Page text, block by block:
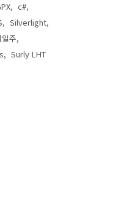
c#
Silverlight
주
Surly LHT